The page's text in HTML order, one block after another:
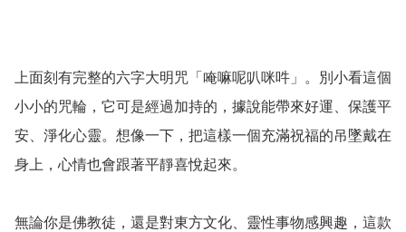
上面刻有完整的六字大明咒「唵嘛呢叭咪吽」。別小看這個
小小的咒輪，它可是經過加持的，據說能帶來好運、保護平
安、淨化心靈。想像一下，把這樣一個充滿祝福的吊墜戴在
身上，心情也會跟著平靜喜悅起來。
無論你是佛教徒，還是對東方文化、靈性事物感興趣，這款